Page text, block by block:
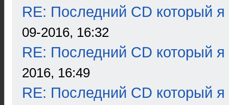
RE: Последний CD который я
09-2016, 16:32
RE: Последний CD который я
2016, 16:49
RE: Последний CD который я